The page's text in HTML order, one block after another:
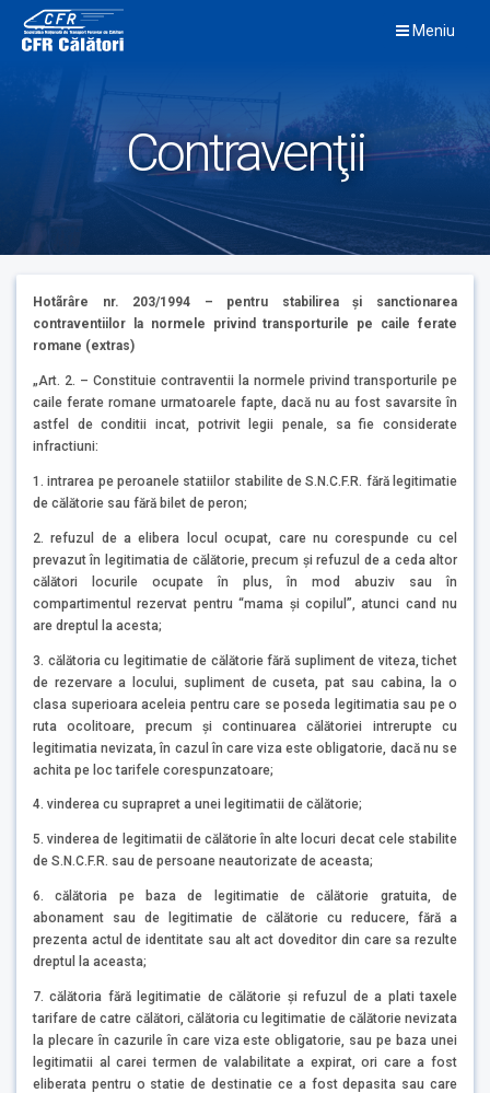
content
Meniu
Contravenţii
Hotãrâre nr. 203/1994 – pentru stabilirea şi sanctionarea
contraventiilor la normele privind transporturile pe caile ferate
romane (extras)
„Art. 2. – Constituie contraventii la normele privind transporturile pe
caile ferate romane urmatoarele fapte, dacă nu au fost savarsite în
astfel de conditii incat, potrivit legii penale, sa fie considerate
infractiuni:
1. intrarea pe peroanele statiilor stabilite de S.N.C.F.R. fără legitimatie
de călătorie sau fără bilet de peron;
2. refuzul de a elibera locul ocupat, care nu corespunde cu cel
prevazut în legitimatia de călătorie, precum şi refuzul de a ceda altor
călători locurile ocupate în plus, în mod abuziv sau în
compartimentul rezervat pentru “mama şi copilul”, atunci cand nu
are dreptul la acesta;
3. călătoria cu legitimatie de călătorie fără supliment de viteza, tichet
de rezervare a locului, supliment de cuseta, pat sau cabina, la o
clasa superioara aceleia pentru care se poseda legitimatia sau pe o
ruta ocolitoare, precum şi continuarea călătoriei intrerupte cu
legitimatia nevizata, în cazul în care viza este obligatorie, dacă nu se
achita pe loc tarifele corespunzatoare;
4. vinderea cu suprapret a unei legitimatii de călătorie;
5. vinderea de legitimatii de călătorie în alte locuri decat cele stabilite
de S.N.C.F.R. sau de persoane neautorizate de aceasta;
6. călătoria pe baza de legitimatie de călătorie gratuita, de
abonament sau de legitimatie de călătorie cu reducere, fără a
prezenta actul de identitate sau alt act doveditor din care sa rezulte
dreptul la aceasta;
7. călătoria fără legitimatie de călătorie şi refuzul de a plati taxele
tarifare de catre călători, călătoria cu legitimatie de călătorie nevizata
la plecare în cazurile în care viza este obligatorie, sau pe baza unei
legitimatii al carei termen de valabilitate a expirat, ori care a fost
eliberata pentru o statie de destinatie ce a fost depasita sau care